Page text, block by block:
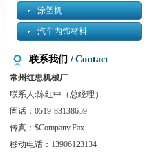
涂塑机
汽车内饰材料
联系我们 / Contact
常州红忠机械厂
联系人:陈红中（总经理）
固话：0519-83138659
传真：$Company.Fax
移动电话：13906123134